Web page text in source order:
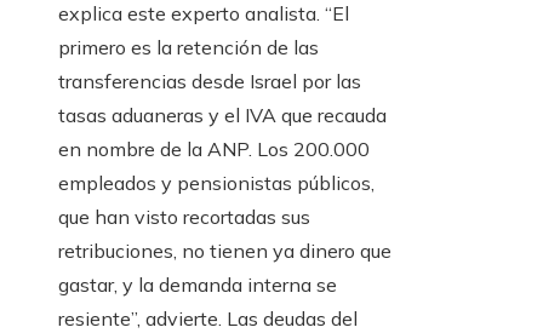
explica este experto analista. “El
primero es la retención de las
transferencias desde Israel por las
tasas aduaneras y el IVA que recauda
en nombre de la ANP. Los 200.000
empleados y pensionistas públicos,
que han visto recortadas sus
retribuciones, no tienen ya dinero que
gastar, y la demanda interna se
resiente”, advierte. Las deudas del